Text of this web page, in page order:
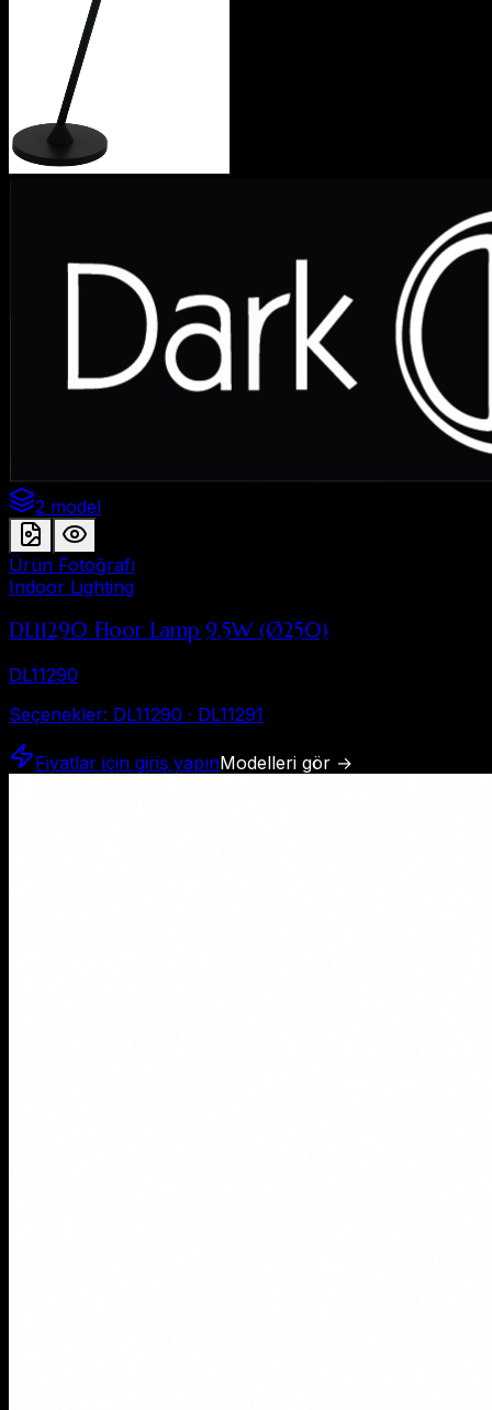
2 model
Ürün Fotoğrafı
Indoor Lighting
DL11290 Floor Lamp 9.5W (Ø250)
DL11290
Seçenekler: DL11290 · DL11291
Fiyatlar için giriş yapınModelleri gör →